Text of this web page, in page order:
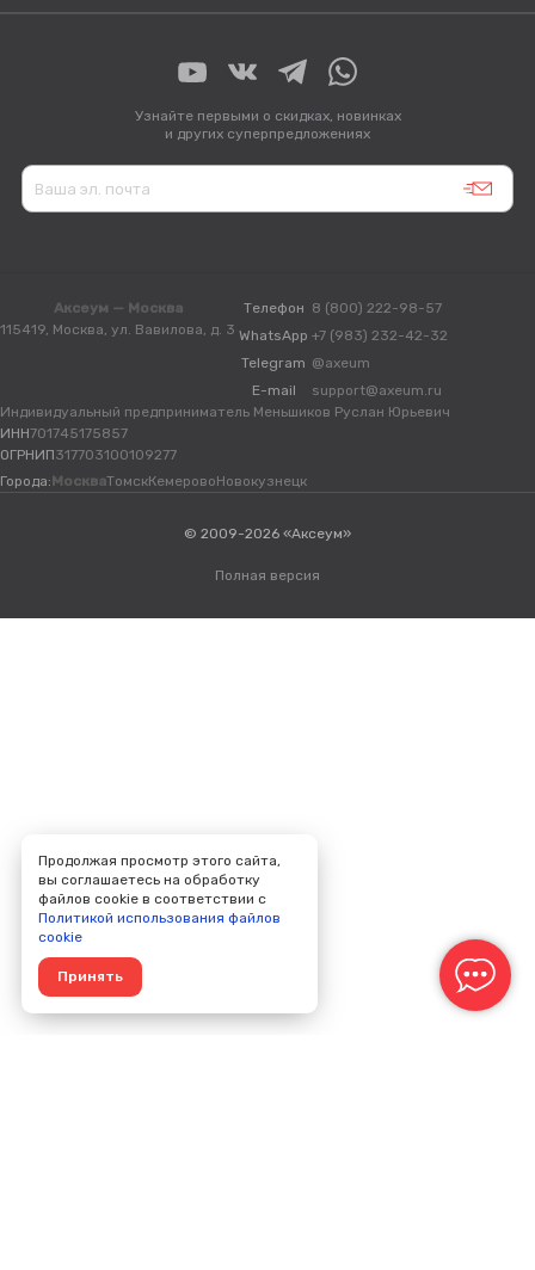
Узнайте первыми о скидках, новинках
и других суперпредложениях
Аксеум — Москва
115419, Москва, ул. Вавилова, д. 3
Телефон 8 (800) 222-98-57
WhatsApp +7 (983) 232-42-32
Telegram @axeum
E-mail
support@axeum.ru
Индивидуальный предприниматель Меньшиков Руслан Юрьевич
ИНН701745175857
ОГРНИП317703100109277
Города: МоскваТомскКемеровоНовокузнецк
© 2009-2026 «Аксеум»
Полная версия
Продолжая просмотр этого сайта,
вы соглашаетесь на обработку
файлов cookie в соответствии с
Политикой использования файлов
cookie
Принять